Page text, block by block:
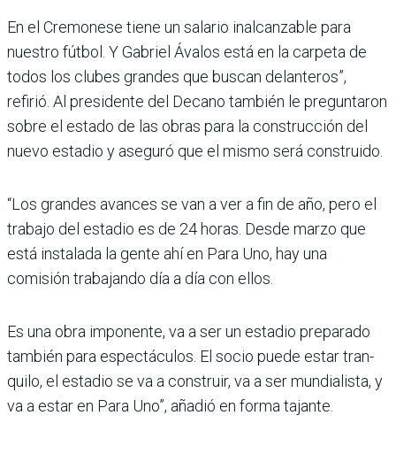
En el Cremonese tiene un salario inalcanzable para
nuestro fút­bol. Y Gabriel Ávalos está en la carpeta de
todos los clubes grandes que buscan delan­teros”,
refirió. Al presidente del Decano también le pre­guntaron
sobre el estado de las obras para la construcción del
nuevo estadio y aseguró que el mismo será construido.
“Los grandes avances se van a ver a fin de año, pero el
tra­bajo del estadio es de 24 horas. Desde marzo que
está insta­lada la gente ahí en Para Uno, hay una
comisión trabajando día a día con ellos.
Es una obra imponente, va a ser un estadio preparado
también para espectáculos. El socio puede estar tran­
quilo, el estadio se va a cons­truir, va a ser mundialista, y
va a estar en Para Uno”, aña­dió en forma tajante.